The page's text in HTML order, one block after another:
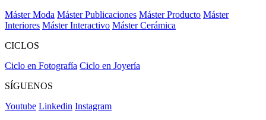
Máster Moda Máster Publicaciones Máster Producto Máster
Interiores Máster Interactivo Máster Cerámica
CICLOS
Ciclo en Fotografía Ciclo en Joyería
SÍGUENOS
Youtube Linkedin Instagram